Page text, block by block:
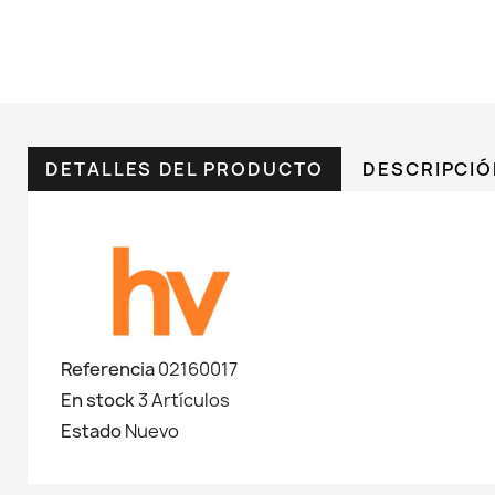
DETALLES DEL PRODUCTO
Referencia02160017
En stock3 Artículos
EstadoNuevo